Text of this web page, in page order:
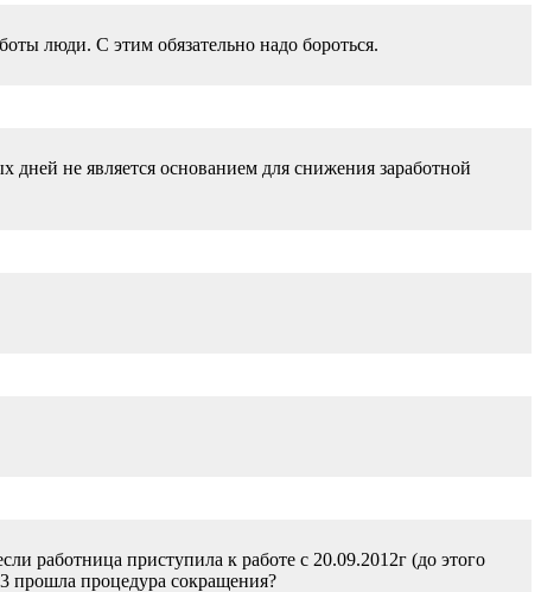
люди. С этим обязательно надо бороться.
не является основанием для снижения заработной
работница приступила к работе с 20.09.2012г (до этого
прошла процедура сокращения?